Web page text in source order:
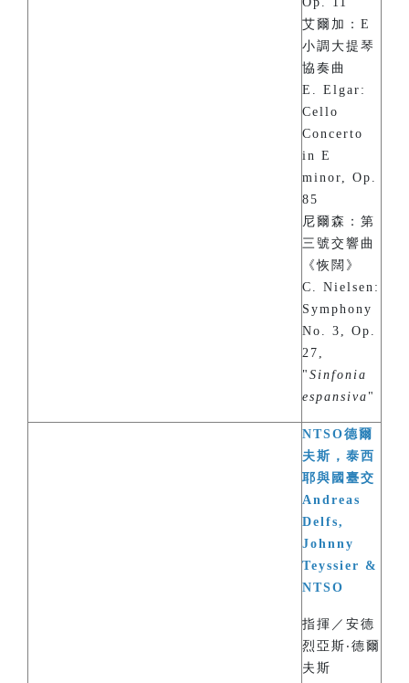
艾爾加：E
小調大提琴
協奏曲
E. Elgar:
Cello
Concerto
in E
minor, Op.
85
尼爾森：第
三號交響曲
《恢闊》
C. Nielsen:
Symphony
No. 3, Op.
27,
" Sinfonia
espansiva "
NTSO德爾
夫斯，泰西
耶與國臺交
Andreas
Delfs,
Johnny
Teyssier &
NTSO
指揮／安德
烈亞斯‧德爾
夫斯